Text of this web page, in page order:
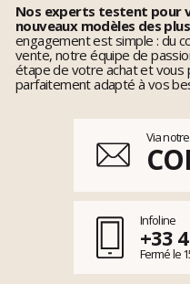
Nos experts testent pour
nouveaux modèles des
engagement est simple : du
vente, notre équipe de
étape de votre achat et vous
parfaitement adapté à vos
Via
Infoline
+33
Fermé le